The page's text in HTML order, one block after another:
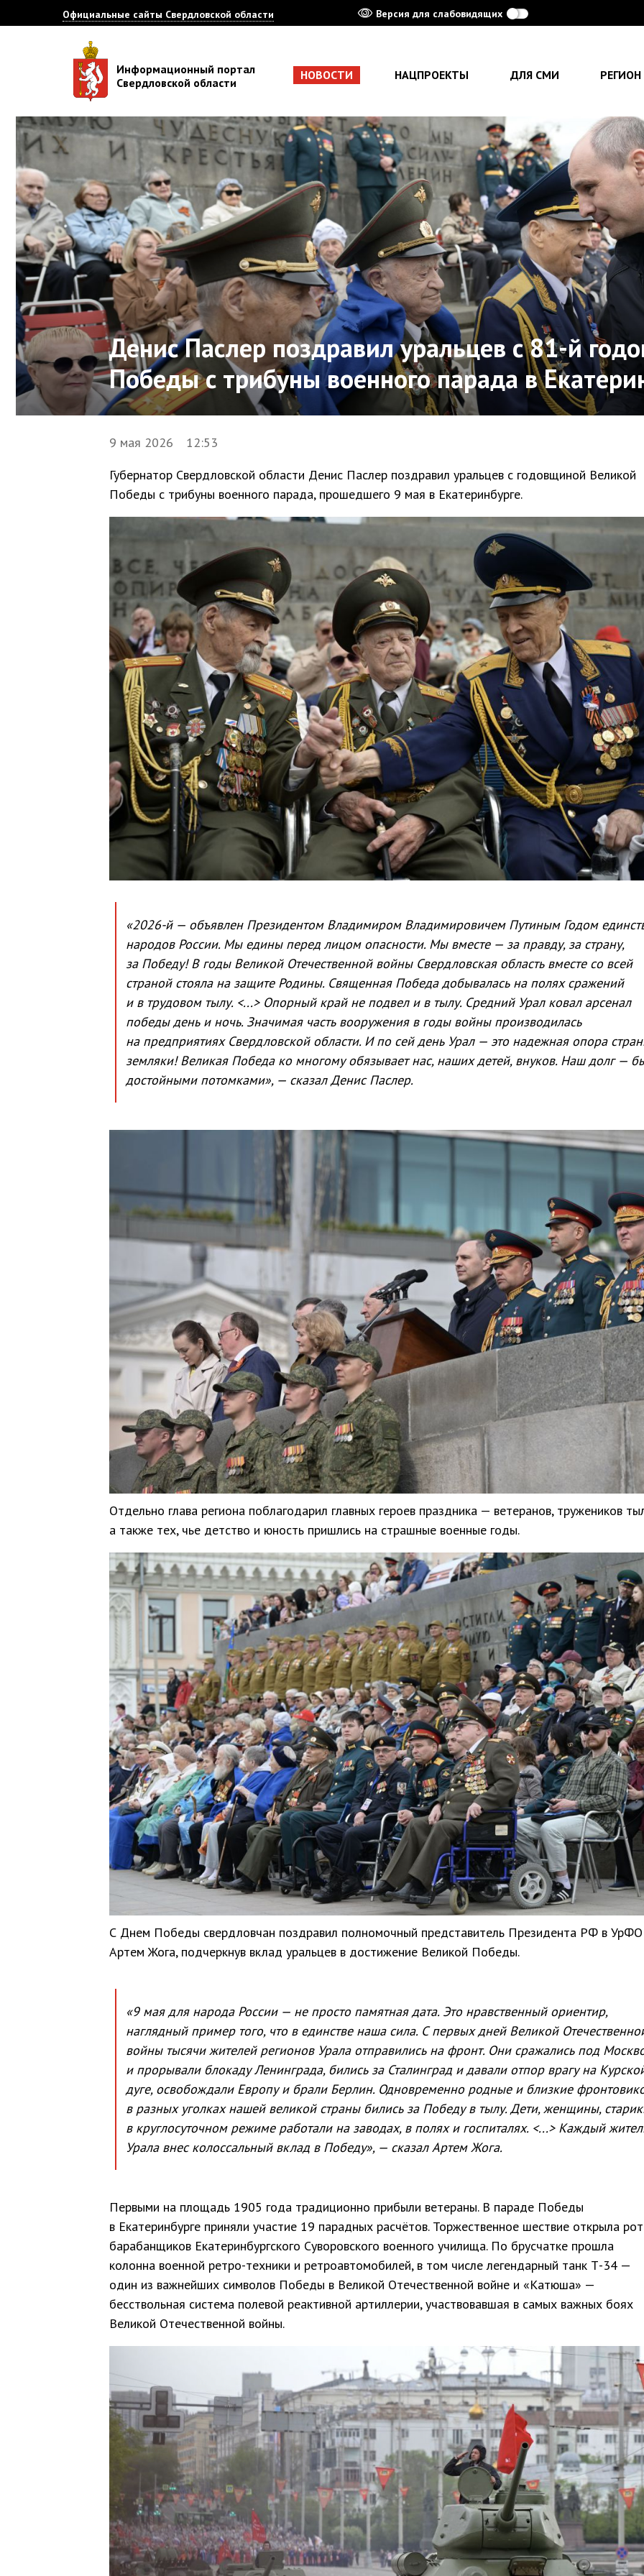
Официальные сайты Свердловской области Версия для слабовидящих
Информационный портал
Свердловской области
НОВОСТИ НАЦПРОЕКТЫ ДЛЯ СМИ РЕГИОН
Денис Паслер поздравил уральцев с 81-й
Победы с трибуны военного парада в
9 мая 2026 12:53
Губернатор Свердловской области Денис Паслер поздравил уральцев с годовщиной Великой
Победы с трибуны военного парада, прошедшего 9 мая в Екатеринбурге.
«2026-й — объявлен Президентом Владимиром Владимировичем Путиным Годом
народов России. Мы едины перед лицом опасности. Мы вместе — за правду, за страну,
за Победу! В годы Великой Отечественной войны Свердловская область вместе со всей
страной стояла на защите Родины. Священная Победа добывалась на полях сражений
и в трудовом тылу. <...> Опорный край не подвел и в тылу. Средний Урал ковал арсенал
победы день и ночь. Значимая часть вооружения в годы войны производилась
на предприятиях Свердловской области. И по сей день Урал — это надежная опора
земляки! Великая Победа ко многому обязывает нас, наших детей, внуков. Наш долг —
достойными потомками», — сказал Денис Паслер.
Отдельно глава региона поблагодарил главных героев праздника — ветеранов, тружеников
а также тех, чье детство и юность пришлись на страшные военные годы.
С Днем Победы свердловчан поздравил полномочный представитель Президента РФ в УрФО
Артем Жога, подчеркнув вклад уральцев в достижение Великой Победы.
«9 мая для народа России — не просто памятная дата. Это нравственный ориентир,
наглядный пример того, что в единстве наша сила. С первых дней Великой
войны тысячи жителей регионов Урала отправились на фронт. Они сражались под
и прорывали блокаду Ленинграда, бились за Сталинград и давали отпор врагу на
дуге, освобождали Европу и брали Берлин. Одновременно родные и близкие
в разных уголках нашей великой страны бились за Победу в тылу. Дети, женщины,
в круглосуточном режиме работали на заводах, в полях и госпиталях. <...> Каждый
Урала внес колоссальный вклад в Победу», — сказал Артем Жога.
Первыми на площадь 1905 года традиционно прибыли ветераны. В параде Победы
в Екатеринбурге приняли участие 19 парадных расчётов. Торжественное шествие открыла
барабанщиков Екатеринбургского Суворовского военного училища. По брусчатке прошла
колонна военной ретро-техники и ретроавтомобилей, в том числе легендарный танк Т-34 —
один из важнейших символов Победы в Великой Отечественной войне и «Катюша» —
бесствольная система полевой реактивной артиллерии, участвовавшая в самых важных боях
Великой Отечественной войны.